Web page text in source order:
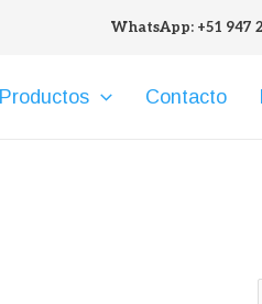
WhatsApp: +51 947
Productos Contacto